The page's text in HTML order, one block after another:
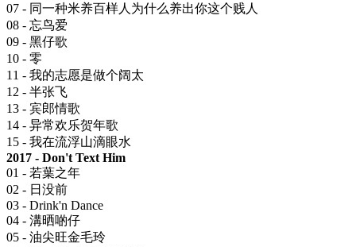
07 - 同一种米养百样人为什么养出你这个贱人
08 - 忘鸟爱
09 - 黑仔歌
10 - 零
11 - 我的志愿是做个阔太
12 - 半张飞
13 - 宾郎情歌
14 - 异常欢乐贺年歌
15 - 我在流浮山滴眼水
2017 - Don't Text Him
01 - 若葉之年
02 - 日没前
03 - Drink'n Dance
04 - 溝晒啲仔
05 - 油尖旺金毛玲